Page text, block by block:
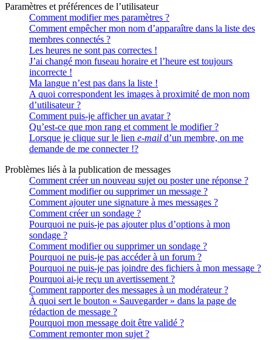
Paramètres et préférences de l’utilisateur
Comment modifier mes paramètres ?
Comment empêcher mon nom d’apparaître dans la liste des
membres connectés ?
Les heures ne sont pas correctes !
J’ai changé mon fuseau horaire et l’heure est toujours
incorrecte !
Ma langue n’est pas dans la liste !
A quoi correspondent les images à proximité de mon nom
d’utilisateur ?
Comment puis-je afficher un avatar ?
Qu’est-ce que mon rang et comment le modifier ?
Lorsque je clique sur le lien e-mail d’un membre, on me
demande de me connecter !?
Problèmes liés à la publication de messages
Comment créer un nouveau sujet ou poster une réponse ?
Comment modifier ou supprimer un message ?
Comment ajouter une signature à mes messages ?
Comment créer un sondage ?
Pourquoi ne puis-je pas ajouter plus d’options à mon
sondage ?
Comment modifier ou supprimer un sondage ?
Pourquoi ne puis-je pas accéder à un forum ?
Pourquoi ne puis-je pas joindre des fichiers à mon message ?
Pourquoi ai-je reçu un avertissement ?
Comment rapporter des messages à un modérateur ?
À quoi sert le bouton « Sauvegarder » dans la page de
rédaction de message ?
Pourquoi mon message doit être validé ?
Comment remonter mon sujet ?